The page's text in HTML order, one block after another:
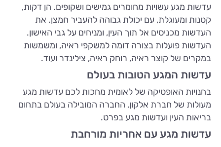
עדשות מגע עשויות מחומרים גמישים ושקופים. הן דקות,
קטנות ומעוגלת, עם יכולת גבוהה להעביר חמצן. את
העדשות מכניסים אל תוך העין, ומניחים על גבי האישון.
העדשות פועלות בצורה דומה למשקפי ראיה, ומשמשות
במקרים של קוצר ראיה, רוחק ראיה, צילינדר ועוד.
עדשות המגע הטובות בעולם
בחנויות האופטיקה של לאומית מחכות לכם עדשות מגע
מעולות של חברת אלקון, החברה המובילה בעולם בתחום
בריאות העין ועדשות מגע בפרט.
עדשות מגע עם אחריות מורחבת